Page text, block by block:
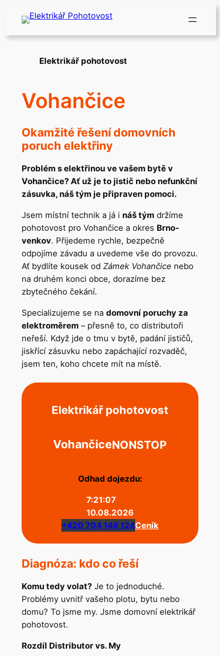
Přeskočit
obsah
Elektrikář pohotovost
Vohančice
Okamžité řešení domovních
poruch elektřiny
Problém s elektřinou ve vašem bytě v
Vohančice? Ať už je to jistič nebo nefunkční
zásuvka, náš tým je připraven pomoci.
Jsem místní technik a já i náš týmdržíme
pohotovost pro Vohančice a okres Brno-
venkov. Přijedeme rychle, bezpečně
odpojíme závadu a uvedeme vše do provozu.
Ať bydlíte kousek od Zámek Vohančice nebo
na druhém konci obce, dorazíme bez
zbytečného čekání.
Specializujeme se na domovní poruchy za
elektroměrem– přesně to, co distributoři
neřeší. Když jde o tmu v bytě, padání jističů,
jiskřící zásuvku nebo zapáchající rozvaděč,
jsem ten, koho chcete mít na místě.
Elektrikář pohotovost
VohančiceNONSTOP
Odhad dojezdu:
7:21:07
10.08.2026
+420 704 149 124Ceník
Diagnóza: kdo co řeší
Komu tedy volat?Je to jednoduché.
Problémy uvnitř vašeho plotu, bytu nebo
domu? To jsme my. Jsme domovní elektrikář
pohotovost.
Rozdíl Distributor vs. My